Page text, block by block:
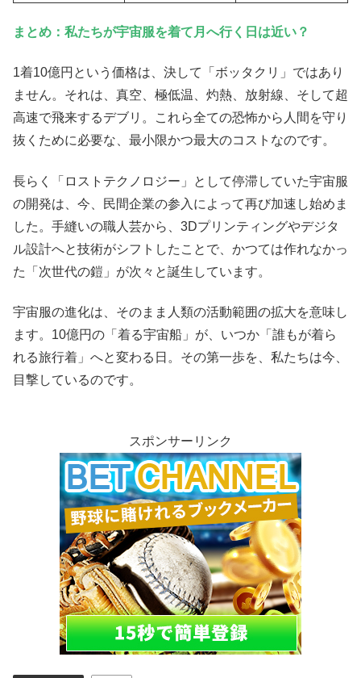
まとめ：私たちが宇宙服を着て月へ行く日は近い？
1着10億円という価格は、決して「ボッタクリ」ではあり
ません。それは、真空、極低温、灼熱、放射線、そして超
高速で飛来するデブリ。これら全ての恐怖から人間を守り
抜くために必要な、最小限かつ最大のコストなのです。
長らく「ロストテクノロジー」として停滞していた宇宙服
の開発は、今、民間企業の参入によって再び加速し始めま
した。手縫いの職人芸から、3Dプリンティングやデジタ
ル設計へと技術がシフトしたことで、かつては作れなかっ
た「次世代の鎧」が次々と誕生しています。
宇宙服の進化は、そのまま人類の活動範囲の拡大を意味し
ます。10億円の「着る宇宙船」が、いつか「誰もが着ら
れる旅行着」へと変わる日。その第一歩を、私たちは今、
目撃しているのです。
スポンサーリンク